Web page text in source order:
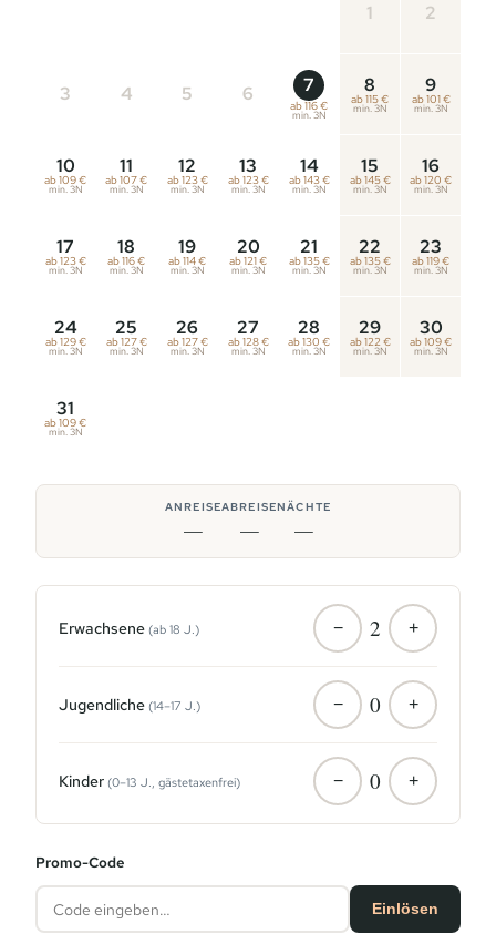
1 2
3 4 5 6 7
ab 116 €
min. 3N
8
ab 115 €
min. 3N
9
ab 101 €
min. 3N
10
ab 109 €
min. 3N
11
ab 107 €
min. 3N
12
ab 123 €
min. 3N
13
ab 123 €
min. 3N
14
ab 143 €
min. 3N
15
ab 145 €
min. 3N
16
ab 120 €
min. 3N
17
ab 123 €
min. 3N
18
ab 116 €
min. 3N
19
ab 114 €
min. 3N
20
ab 121 €
min. 3N
21
ab 135 €
min. 3N
22
ab 135 €
min. 3N
23
ab 119 €
min. 3N
24
ab 129 €
min. 3N
25
ab 127 €
min. 3N
26
ab 127 €
min. 3N
27
ab 128 €
min. 3N
28
ab 130 €
min. 3N
29
ab 122 €
min. 3N
30
ab 109 €
min. 3N
31
ab 109 €
min. 3N
ANREISE
—
ABREISE
—
NÄCHTE
—
Erwachsene (ab 18 J.) − 2 +
Jugendliche (14–17 J.) − 0 +
Kinder (0–13 J., gästetaxenfrei) − 0 +
Promo-Code
Einlösen